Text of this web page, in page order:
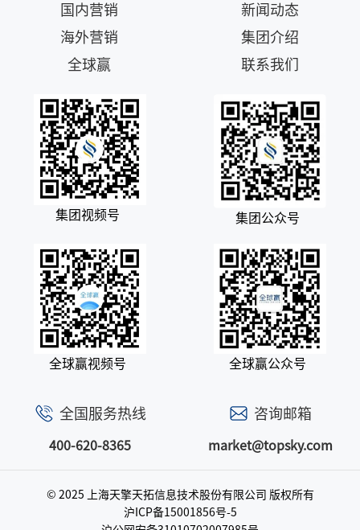
国内营销
海外营销
全球赢
新闻动态
集团介绍
联系我们
集团视频号 集团公众号
全球赢视频号 全球赢公众号
全国服务热线
400-620-8365
咨询邮箱
market@topsky.com
© 2025 上海天擎天拓信息技术股份有限公司 版权所有
沪ICP备15001856号-5